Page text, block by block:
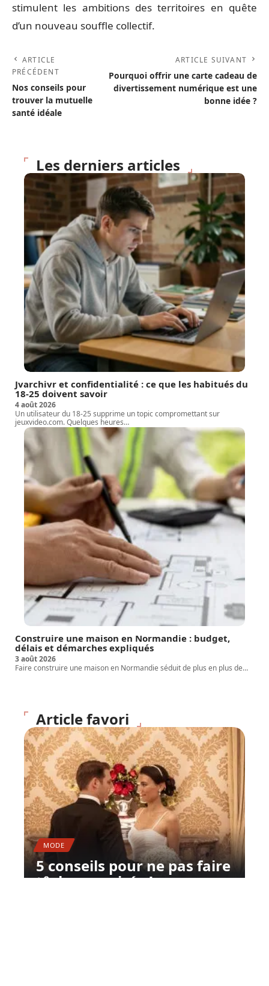
stimulent les ambitions des territoires en quête
d’un nouveau souffle collectif.
ARTICLE
PRÉCÉDENT
Nos conseils pour
trouver la mutuelle
santé idéale
ARTICLE SUIVANT
Pourquoi offrir une carte cadeau de
divertissement numérique est une
bonne idée ?
Les derniers articles
Jvarchivr et confidentialité : ce que les habitués du
18-25 doivent savoir
4 août 2026
Un utilisateur du 18-25 supprime un topic compromettant sur
jeuxvideo.com. Quelques heures…
Construire une maison en Normandie : budget,
délais et démarches expliqués
3 août 2026
Faire construire une maison en Normandie séduit de plus en plus de…
Article favori
MODE
5 conseils pour ne pas faire
tâche en soirée !